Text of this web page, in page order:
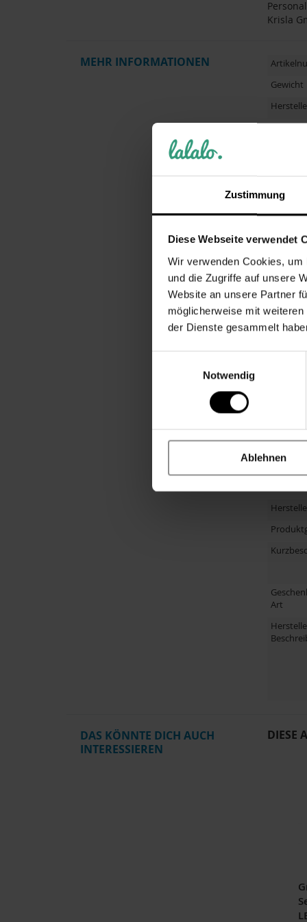
Zustimmung
Diese Webseite verwendet
Wir verwenden Cookies,
und die Zugriffe auf unsere
Website an unsere Partner
möglicherweise mit
der Dienste gesammelt
Notwendig
Ablehnen
Krisla
MEHR INFORMATIONEN
Gewicht
Motiv /
Merkmale
Muster
Anlass
Hinweise
Art
DAS KÖNNTE DICH AUCH
INTERESSIEREN
DIESE